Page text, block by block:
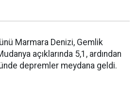
Marmara Denizi, Gemlik
açıklarında 5,1, ardından
depremler meydana geldi.